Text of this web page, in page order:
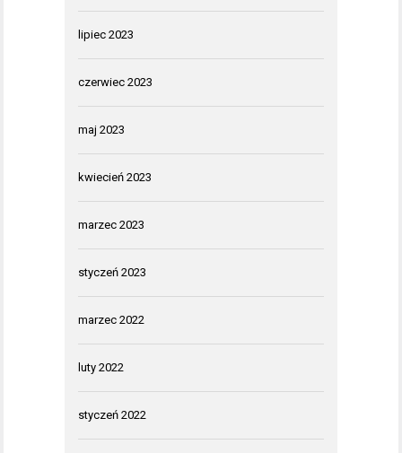
lipiec 2023
czerwiec 2023
maj 2023
kwiecień 2023
marzec 2023
styczeń 2023
marzec 2022
luty 2022
styczeń 2022